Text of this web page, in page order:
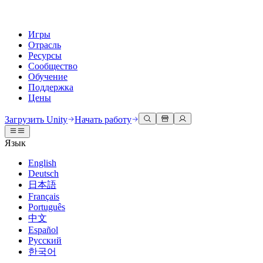
Игры
Отрасль
Ресурсы
Сообщество
Обучение
Поддержка
Цены
Движок Unity
Создавайте 2D и 3D игры для любой платформы
Совместная работа
Сотрудничайте и быстро вносите изменения с вашей командой
Загрузить Unity
Тарифы и цены
Развертывание
Многоплатформенность
3D сотрудничество
Создавайте и просматривайте 3D проекты в реальном времени
Иммерсивное обучение
Обучение в иммерсивных средах
Пользовательские опыты
Создавайте интерактивные 3D опыты
Отрасли
Производство
Документация
Инструменты для разработчиков
Версии релизов и трекер проблем
План развития
Обзор предстоящих функций
Глоссарий
Обсуждения
События
Глобальные и местные события
Истории сообщества
Made with Unity
Показ Unity-креаторов
Unity Learn
Освойте навыки Unity бесплатно
Профессиональное обучение
Повышайте уровень своей команды с тренерами Unity
Не использовали Unity раньше
С чего начать
Приступите к обучению
Основные пути Unity
Получить помощь
Помогаем вам добиться успеха с Unity
Планы успеха
Достигайте своих целей быстрее с помощью экспертов
FAQ
Ответы на часто задаваемые вопросы
Связаться с нами
Свяжитесь с нашей командой
Загрузить Unity Начать работу
Язык
English
Deutsch
日本語
Français
Português
中文
Español
Русский
한국어